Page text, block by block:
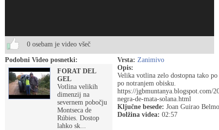
0 osebam je video všeč
Podobni Video posnetki:
FORAT DEL
GEL
Votlina velikih
dimenzij na
severnem pobočju
Montseca de
Rúbies. Dostop
lahko sk...
Vrsta: Zanimivo
Opis:
Velika votlina zelo dostopna tako
po notranjem obisku.
https://jgbmuntanya.blogspot.com/
negra-de-mata-solana.html
Ključne besede: Joan Guirao
Dolžina videa: 02:57